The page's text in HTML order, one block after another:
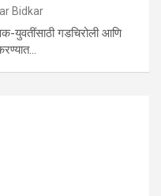
Bidkar
युवतींसाठी गडचिरोली आणि